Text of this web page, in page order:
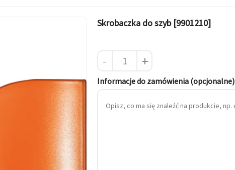
Skrobaczka do szyb [9901210]
- +
Informacje do zamówienia (opcjonalne)